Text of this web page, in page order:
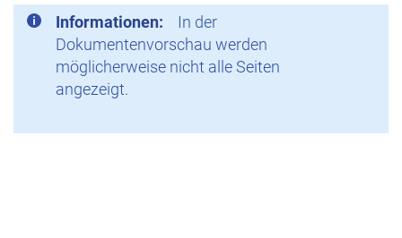
Informationen:
In der
Dokumentenvorschau werden
möglicherweise nicht alle Seiten
angezeigt.